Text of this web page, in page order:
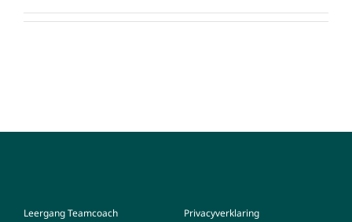
Leergang Teamcoach Privacyverklaring